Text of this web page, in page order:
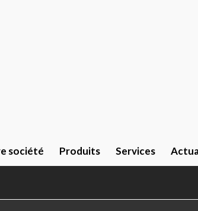
société Produits Services